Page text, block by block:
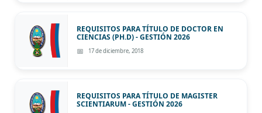
REQUISITOS PARA TÍTULO DE DOCTOR EN
CIENCIAS (PH.D) - GESTIÓN 2026
17 de diciembre, 2018
REQUISITOS PARA TÍTULO DE MAGISTER
SCIENTIARUM - GESTIÓN 2026